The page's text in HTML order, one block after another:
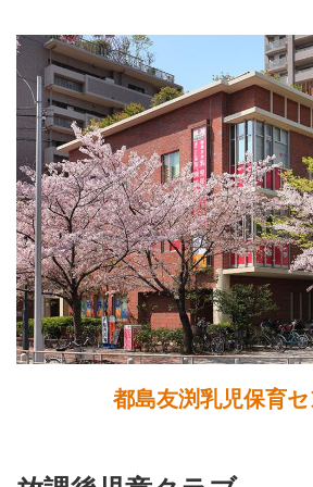
都島友渕乳児保育